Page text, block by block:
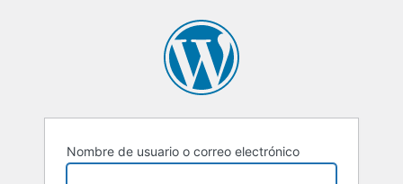
Nombre de usuario o correo electrónico